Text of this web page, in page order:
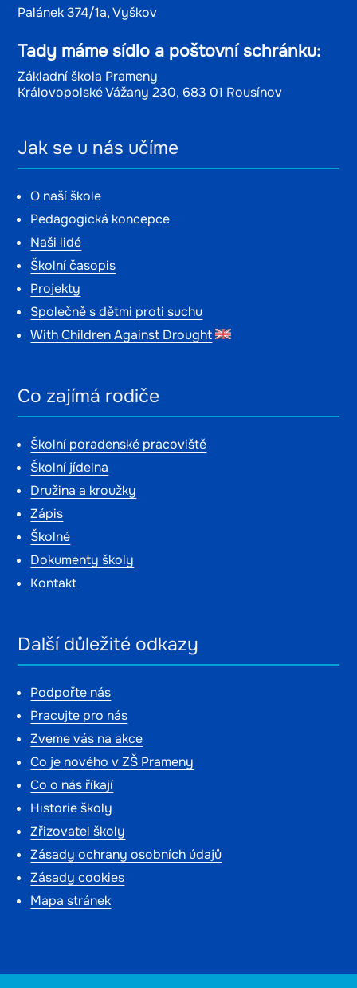
Palánek 374/1a, Vyškov
Tady máme sídlo a poštovní schránku:
Základní škola Prameny
Královopolské Vážany 230, 683 01 Rousínov
Jak se u nás učíme
O naší škole
Pedagogická koncepce
Naši lidé
Školní časopis
Projekty
Společně s dětmi proti suchu
With Children Against Drought
Co zajímá rodiče
Školní poradenské pracoviště
Školní jídelna
Družina a kroužky
Zápis
Školné
Dokumenty školy
Kontakt
Další důležité odkazy
Podpořte nás
Pracujte pro nás
Zveme vás na akce
Co je nového v ZŠ Prameny
Co o nás říkají
Historie školy
Zřizovatel školy
Zásady ochrany osobních údajů
Zásady cookies
Mapa stránek